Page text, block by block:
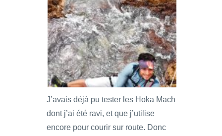
J’avais déjà pu tester les Hoka Mach
dont j’ai été ravi, et que j’utilise
encore pour courir sur route. Donc